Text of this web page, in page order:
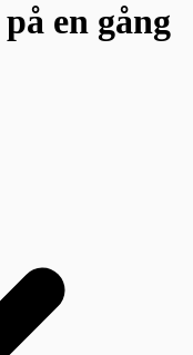
på en gång